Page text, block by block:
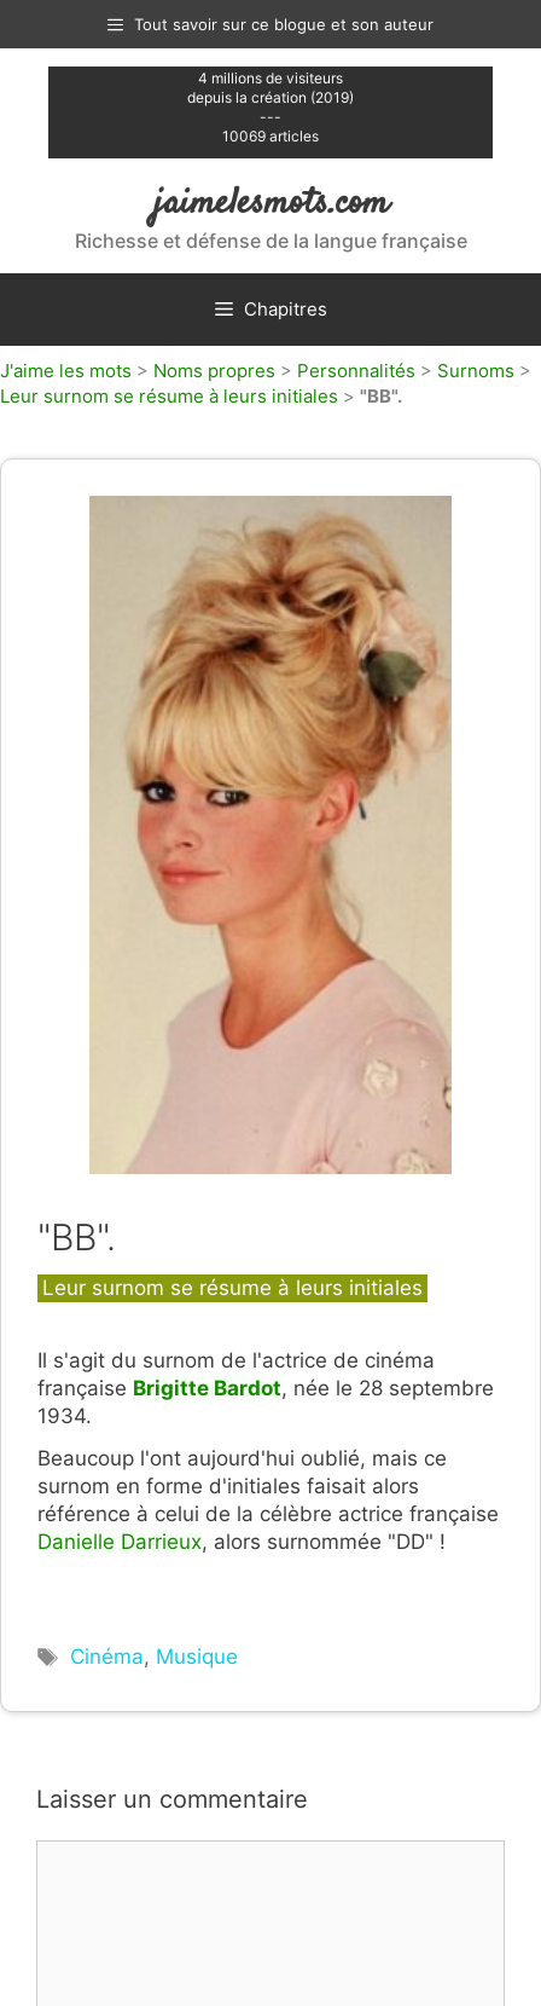
contenu
Tout savoir sur ce blogue et son auteur
4 millions de visiteurs
depuis la création (2019)
---
10069 articles
jaimelesmots.com
Richesse et défense de la langue française
Chapitres
J'aime les mots > Noms propres > Personnalités > Surnoms >
Leur surnom se résume à leurs initiales > "BB".
"BB".
Catégories
Leur surnom se résume à leurs initiales
Il s'agit du surnom de l'actrice de cinéma
française Brigitte Bardot, née le 28 septembre
1934.
Beaucoup l'ont aujourd'hui oublié, mais ce
surnom en forme d'initiales faisait alors
référence à celui de la célèbre actrice française
Danielle Darrieux, alors surnommée "DD" !
Étiquettes
Cinéma, Musique
Laisser un commentaire